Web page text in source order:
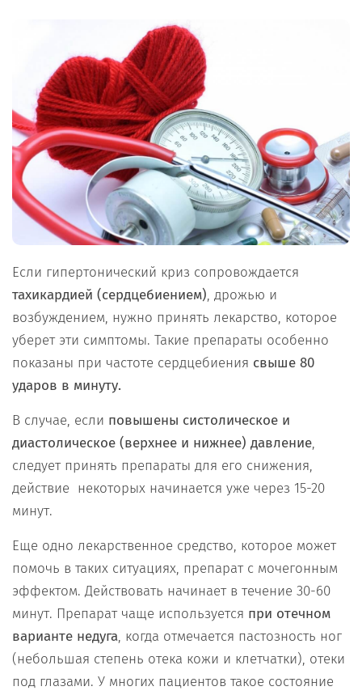
Если гипертонический криз сопровождается
тахикардией (сердцебиением), дрожью и
возбуждением, нужно принять лекарство, которое
уберет эти симптомы. Такие препараты особенно
показаны при частоте сердцебиения свыше 80
ударов в минуту.
В случае, если повышены систолическое и
диастолическое (верхнее и нижнее) давление,
следует принять препараты для его снижения,
действие некоторых начинается уже через 15-20
минут.
Еще одно лекарственное средство, которое может
помочь в таких ситуациях, препарат с мочегонным
эффектом. Действовать начинает в течение 30-60
минут. Препарат чаще используется при отечном
варианте недуга, когда отмечается пастозность ног
(небольшая степень отека кожи и клетчатки), отеки
под глазами. У многих пациентов такое состояние